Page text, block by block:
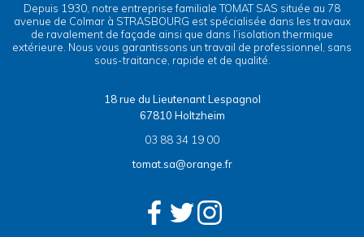
Depuis 1930, notre entreprise familiale TOMAT SAS située au 78
avenue de Colmar à STRASBOURG est spécialisée dans les travaux
de ravalement de façade ainsi que dans l’isolation thermique
extérieure. Nous vous garantissons un travail de professionnel, sans
sous-traitance, rapide et de qualité.
18 rue du Lieutenant Lespagnol
67810 Holtzheim
03 88 34 19 00
tomat.sa@orange.fr